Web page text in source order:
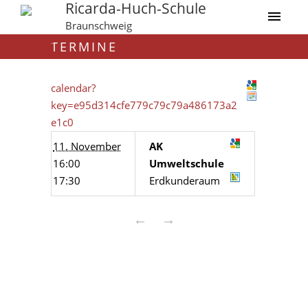
Ricarda-Huch-Schule
Braunschweig
TERMINE
calendar?
key=e95d314cfe779c79c79a486173a2
e1c0
11. November
16:00
17:30
AK
Umweltschule
Erdkunderaum
← →